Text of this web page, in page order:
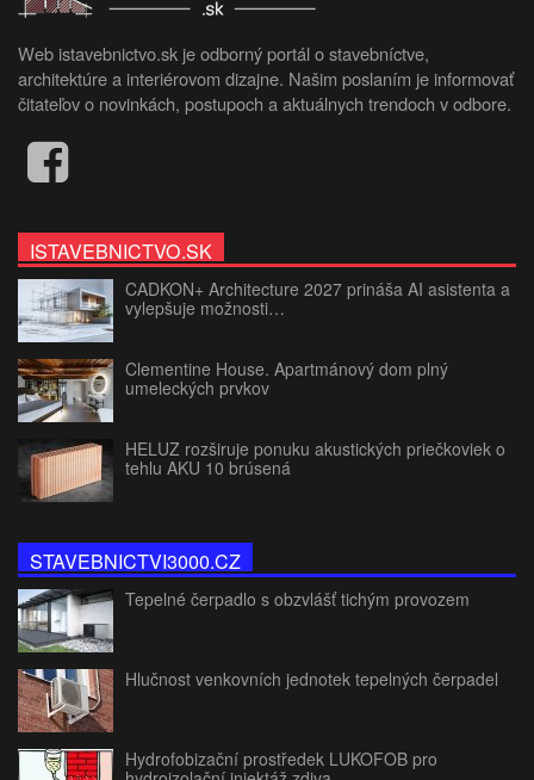
Web istavebnictvo.sk je odborný portál o stavebníctve,
architektúre a interiérovom dizajne. Našim poslaním je informovať
čitateľov o novinkách, postupoch a aktuálnych trendoch v odbore.
ISTAVEBNICTVO.SK
CADKON+ Architecture 2027 prináša AI asistenta a
vylepšuje možnosti…
Clementine House. Apartmánový dom plný
umeleckých prvkov
HELUZ rozširuje ponuku akustických priečkoviek o
tehlu AKU 10 brúsená
STAVEBNICTVI3000.CZ
Tepelné čerpadlo s obzvlášť tichým provozem
Hlučnost venkovních jednotek tepelných čerpadel
Hydrofobizační prostředek LUKOFOB pro